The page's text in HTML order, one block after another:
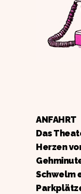
ANFAHRT
Das
Herzen
Schwelm